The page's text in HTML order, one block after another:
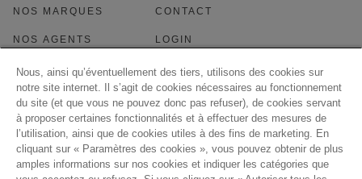
NOS MARQUES
NOS AGENTS
NEWS
CONTACT
LOGIN
Nous, ainsi qu’éventuellement des tiers, utilisons des cookies sur
notre site internet. Il s’agit de cookies nécessaires au fonctionnement
du site (et que vous ne pouvez donc pas refuser), de cookies servant
à proposer certaines fonctionnalités et à effectuer des mesures de
l’utilisation, ainsi que de cookies utiles à des fins de marketing. En
cliquant sur « Paramètres des cookies », vous pouvez obtenir de plus
amples informations sur nos cookies et indiquer les catégories que